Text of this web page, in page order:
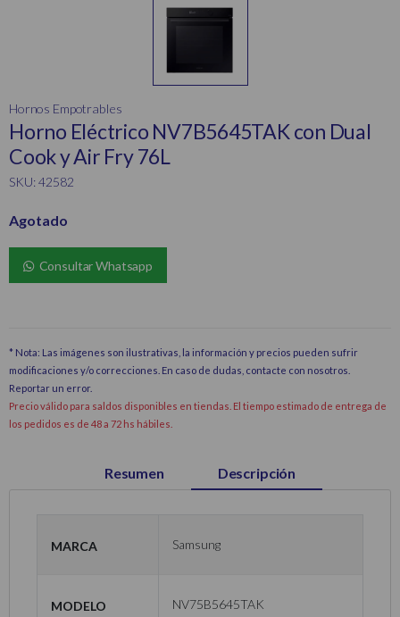
Hornos Empotrables
Horno Eléctrico NV7B5645TAK con Dual
Cook y Air Fry 76L
SKU: 42582
Agotado
Consultar Whatsapp
* Nota: Las imágenes son ilustrativas, la información y precios pueden sufrir
modificaciones y/o correcciones. En caso de dudas, contacte con nosotros.
Reportar un error.
Precio válido para saldos disponibles en tiendas. El tiempo estimado de entrega de
los pedidos es de 48 a 72 hs hábiles.
Resumen Descripción
Marca Samsung
Modelo NV75B5645TAK